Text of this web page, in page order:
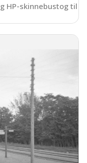
HP-skinnebustog til